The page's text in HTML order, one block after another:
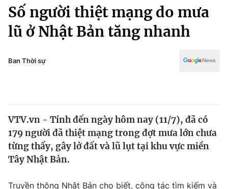
Chuyên mục
Chính trị
Thế giới
Tin tức
Thế giới đó đây
Kinh tế
Thể thao
Truyền hình
Y tế
Số người thiệt mạng do mưa
lũ ở Nhật Bản tăng nhanh
Ban Thời sự
VTV.vn - Tính đến ngày hôm nay (11/7), đã có
179 người đã thiệt mạng trong đợt mưa lớn chưa
từng thấy, gây lở đất và lũ lụt tại khu vực miền
Tây Nhật Bản.
Truyền thông Nhật Bản cho biết, công tác tìm kiếm và